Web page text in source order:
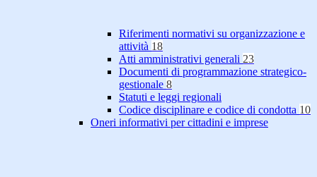
Riferimenti normativi su organizzazione e
attività 18
Atti amministrativi generali 23
Documenti di programmazione strategico-
gestionale 8
Statuti e leggi regionali
Codice disciplinare e codice di condotta 10
Oneri informativi per cittadini e imprese